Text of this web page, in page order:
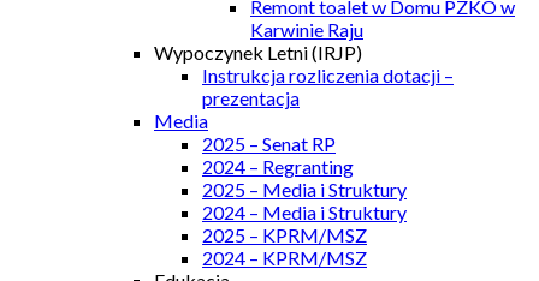
Remont toalet w Domu PZKO w
Karwinie Raju
Wypoczynek Letni (IRJP)
Instrukcja rozliczenia dotacji –
prezentacja
Media
2025 – Senat RP
2024 – Regranting
2025 – Media i Struktury
2024 – Media i Struktury
2025 – KPRM/MSZ
2024 – KPRM/MSZ